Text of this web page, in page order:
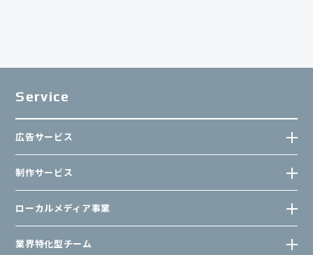
Service
広告サービス
制作サービス
ローカルメディア事業
業界特化型チーム